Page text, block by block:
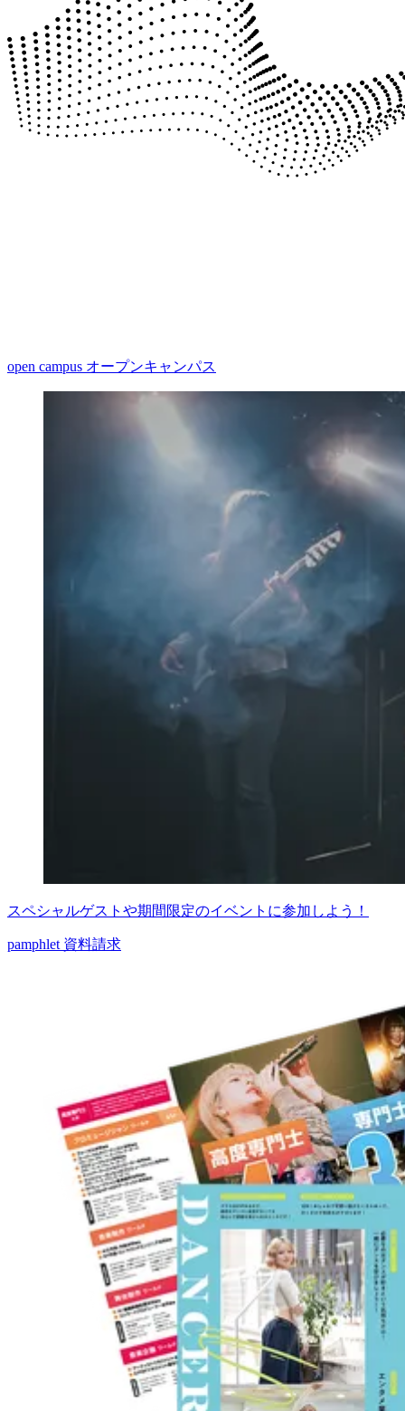
open campus オープンキャンパス
スペシャルゲストや期間限定のイベントに参加しよう！
pamphlet 資料請求